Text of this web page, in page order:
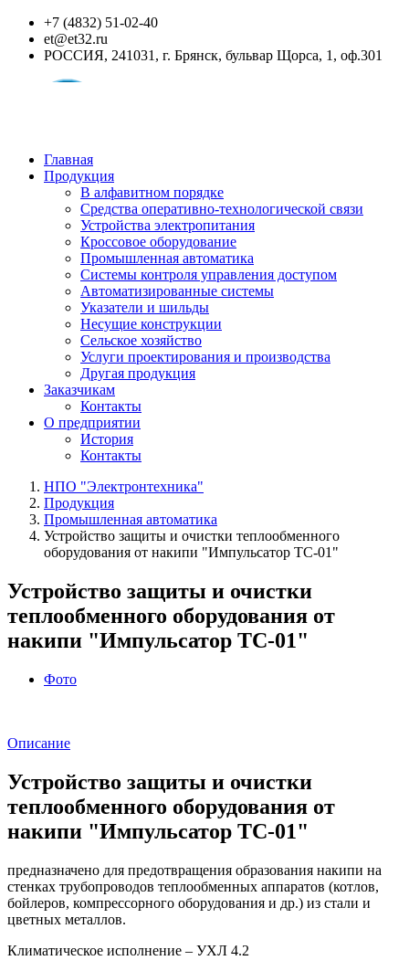
+7 (4832) 51-02-40
et@et32.ru
РОССИЯ, 241031, г. Брянск, бульвар Щорса, 1, оф.301
Главная
Продукция
В алфавитном порядке
Средства оперативно-технологической связи
Устройства электропитания
Кроссовое оборудование
Промышленная автоматика
Системы контроля управления доступом
Автоматизированные системы
Указатели и шильды
Несущие конструкции
Сельское хозяйство
Услуги проектирования и производства
Другая продукция
Заказчикам
Контакты
О предприятии
История
Контакты
НПО "Электронтехника"
Продукция
Промышленная автоматика
Устройство защиты и очиcтки теплообменного
оборудования от накипи "Импульсатор ТС‑01"
Устройство защиты и очиcтки
теплообменного оборудования от
накипи "Импульсатор ТС‑01"
Фото
Описание
Устройство защиты и очиcтки
теплообменного оборудования от
накипи "Импульсатор ТС‑01"
предназначено для предотвращения образования накипи на
стенках трубопроводов теплообменных аппаратов (котлов,
бойлеров, компрессорного оборудования и др.) из стали и
цветных металлов.
Климатическое исполнение – УХЛ 4.2